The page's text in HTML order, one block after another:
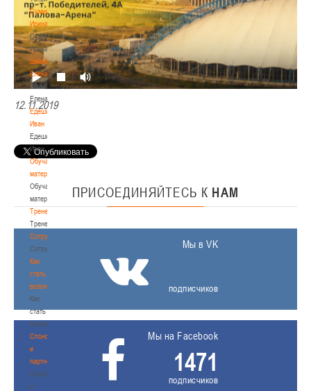
Сумникова
Ирина
Сумникова
Ирина
Швайбович
Елена
Швайбович
Елена
Едешко
Иван
Едешко
Иван
Обучающие
материалы
Обучающие
материалы
Тренерам
Тренерам
Сотрудничество
Сотрудничество
Как
стать
волонтером
Как
стать
волонтером
Спонсоры
и
партнеры
Спонсоры
и
12.11.2019
ПРИСОЕДИНЯЙТЕСЬ К НАМ
Мы в VK
подписчиков
Мы на Facebook
1471
подписчиков